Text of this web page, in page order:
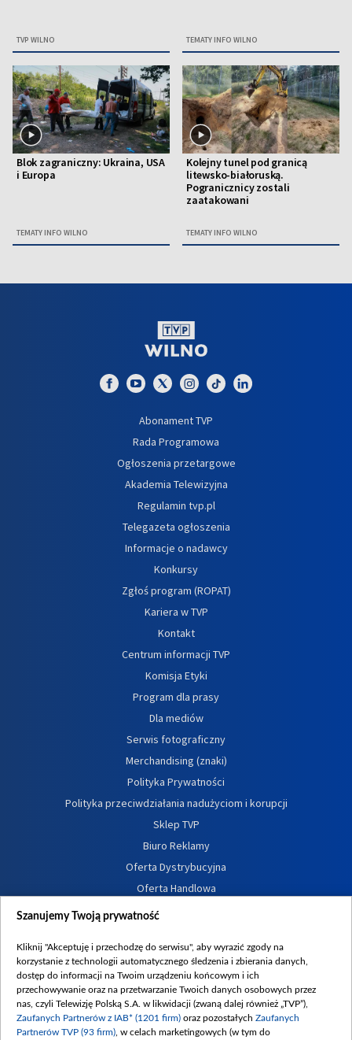
TVP WILNO TEMATY INFO WILNO
Blok zagraniczny: Ukraina, USA
i Europa
TEMATY INFO WILNO
Kolejny tunel pod granicą
litewsko-białoruską.
Pogranicznicy zostali
zaatakowani
TEMATY INFO WILNO
Abonament TVP
Rada Programowa
Ogłoszenia przetargowe
Akademia Telewizyjna
Regulamin tvp.pl
Telegazeta ogłoszenia
Informacje o nadawcy
Konkursy
Zgłoś program (ROPAT)
Kariera w TVP
Kontakt
Centrum informacji TVP
Komisja Etyki
Program dla prasy
Dla mediów
Serwis fotograficzny
Merchandising (znaki)
Polityka Prywatności
Polityka przeciwdziałania nadużyciom i korupcji
Sklep TVP
Biuro Reklamy
Oferta Dystrybucyjna
Oferta Handlowa
Dostępność
Procedura zgłoszeń wewnętrznych
Szanujemy Twoją prywatność
Kliknij "Akceptuję i przechodzę do serwisu", aby wyrazić zgody na
korzystanie z technologii automatycznego śledzenia i zbierania danych,
dostęp do informacji na Twoim urządzeniu końcowym i ich
przechowywanie oraz na przetwarzanie Twoich danych osobowych przez
nas, czyli Telewizję Polską S.A. w likwidacji (zwaną dalej również „TVP”),
Zaufanych Partnerów z IAB* (1201 firm) oraz pozostałych Zaufanych
Partnerów TVP (93 firm) , w celach marketingowych (w tym do